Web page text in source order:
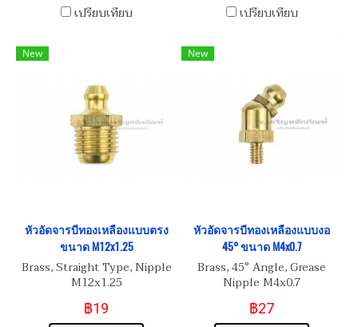
เปรียบเทียบ
เปรียบเทียบ
New
หัวอัดจารบีทองเหลืองแบบตรง
ขนาด M12x1.25
Brass, Straight Type, Nipple
M12x1.25
฿19
New
หัวอัดจารบีทองเหลืองแบบงอ
45° ขนาด M4x0.7
Brass, 45° Angle, Grease
Nipple M4x0.7
฿27